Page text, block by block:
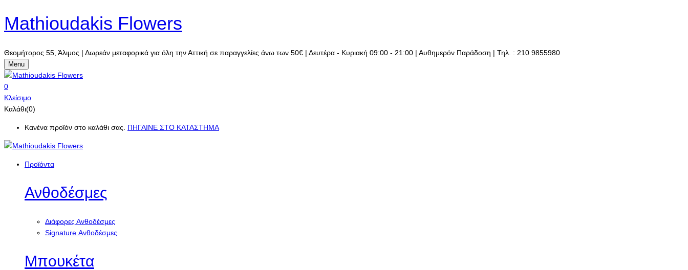
Mathioudakis Flowers
Θεομήτορος 55, Άλιμος | Δωρεάν μεταφορικά για όλη την Αττική σε παραγγελίες άνω των 50€ | Δευτέρα - Κυριακή 09:00 - 21:00 | Αυθημερόν Παράδοση | Τηλ. : 210 9855980
Menu
0
Κλείσιμο
Καλάθι(0)
Κανένα προϊόν στο καλάθι σας. ΠΗΓΑΙΝΕ ΣΤΟ ΚΑΤΑΣΤΗΜΑ
Προϊόντα
Ανθοδέσμες
Διάφορες Ανθοδέσμες
Signature Ανθοδέσμες
Μπουκέτα